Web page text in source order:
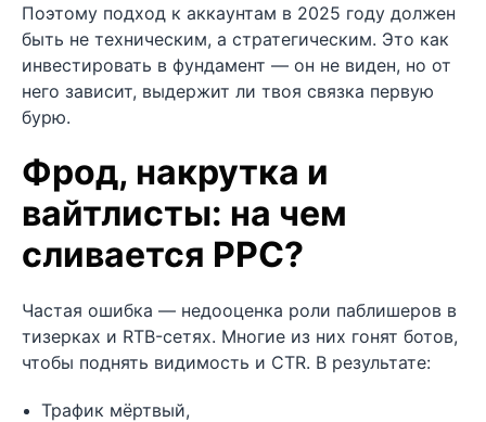
Поэтому подход к аккаунтам в 2025 году должен
быть не техническим, а стратегическим. Это как
инвестировать в фундамент — он не виден, но от
него зависит, выдержит ли твоя связка первую
бурю.
Фрод, накрутка и
вайтлисты: на чем
сливается PPC?
Частая ошибка — недооценка роли паблишеров в
тизерках и RTB-сетях. Многие из них гонят ботов,
чтобы поднять видимость и CTR. В результате:
Трафик мёртвый,